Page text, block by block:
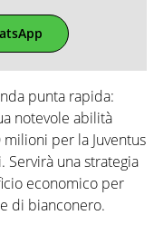
punta rapida:
notevole abilità
per la Juventus
Servirà una strategia
economico per
di bianconero.